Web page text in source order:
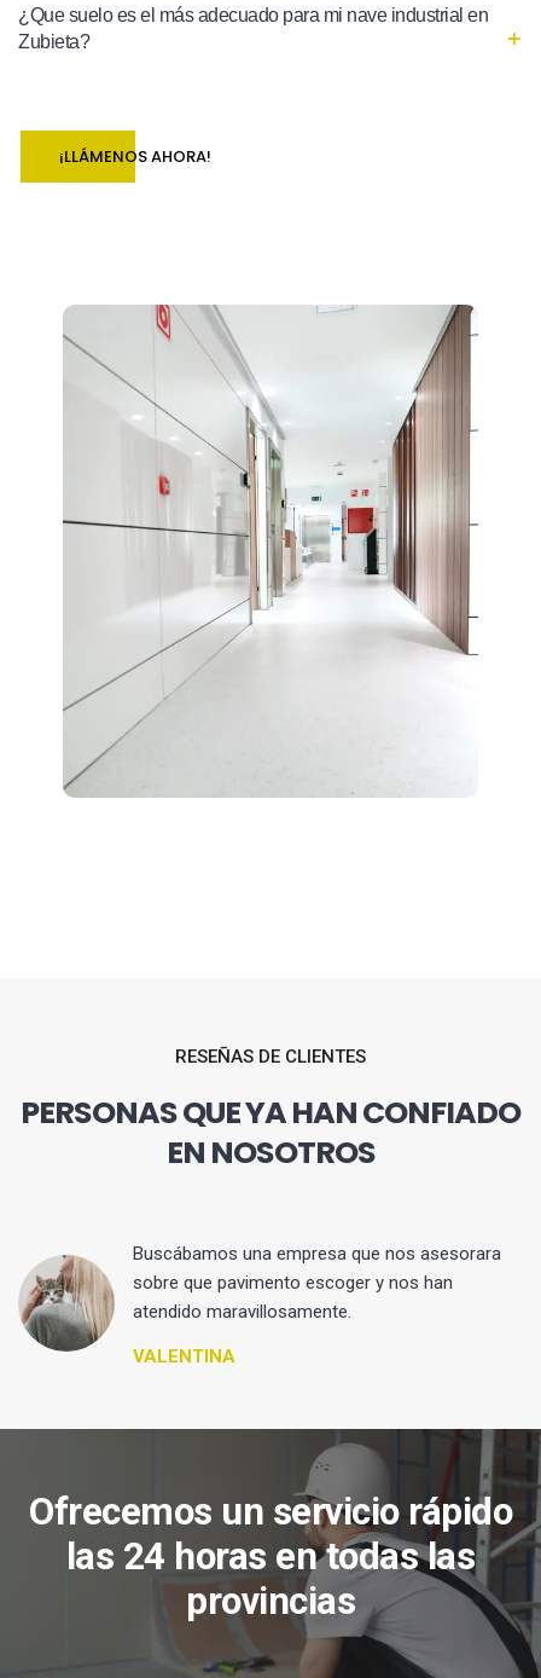
¿Que suelo es el más adecuado para mi nave industrial en
Zubieta?
¡LLÁMENOS AHORA!
RESEÑAS DE CLIENTES
PERSONAS QUE YA HAN CONFIADO
EN NOSOTROS
Buscábamos una empresa que nos asesorara
sobre que pavimento escoger y nos han
atendido maravillosamente.
VALENTINA
Ofrecemos un servicio rápido
las 24 horas en todas las
provincias